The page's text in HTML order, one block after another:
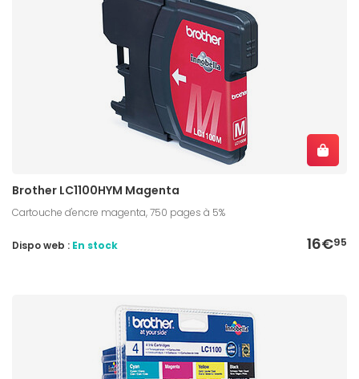
Brother LC1100HYM Magenta
Cartouche d'encre magenta, 750 pages à 5%
16€95
Dispo web : En stock